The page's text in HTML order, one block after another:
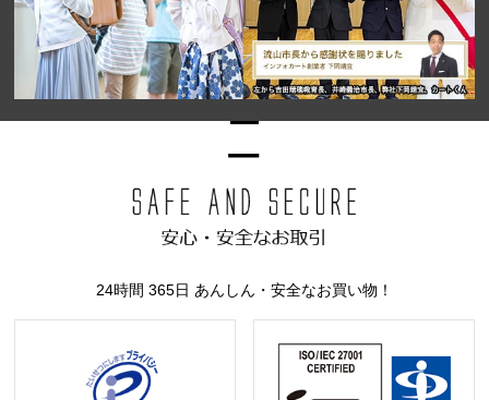
24時間 365日 あんしん・安全なお買い物！